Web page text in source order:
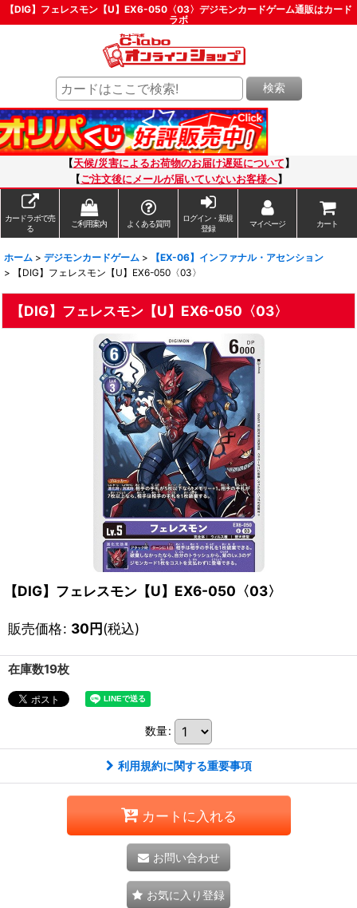
【DIG】フェレスモン【U】EX6-050〈03〉デジモンカードゲーム通販はカード
ラボ
検索
【天候/災害によるお荷物のお届け遅延について 】
【ご注文後にメールが届いていないお客様へ】
カードラボで売
る
ご利用案内 よくある質問
ログイン・新規
登録
マイページ カート
ホーム > デジモンカードゲーム >
【EX-06】インファナル・アセンション
>
【DIG】フェレスモン【U】EX6-050〈03〉
【DIG】フェレスモン【U】EX6-050〈03〉
【DIG】フェレスモン【U】EX6-050〈03〉
販売価格: 30円(税込)
在庫数19枚
数量:
利用規約に関する重要事項
カートに入れる
お問い合わせ
お気に入り登録